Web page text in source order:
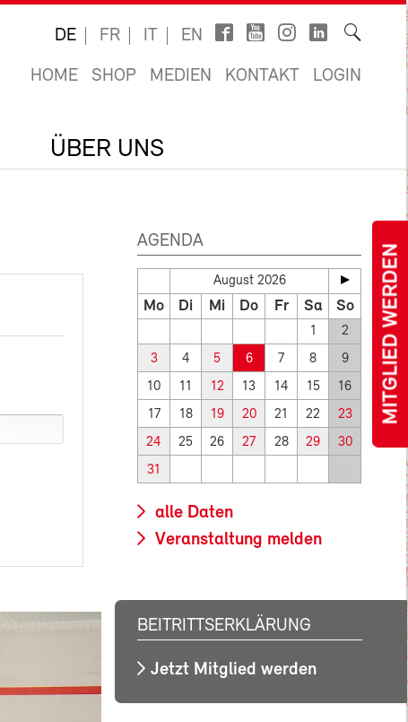
MITGLIED WERDEN
DE FR IT EN
HOME SHOP MEDIEN KONTAKT LOGIN
ÜBER UNS
AGENDA
August 2026
Mo Di Mi Do Fr Sa So
1 2
3 4 5 6 7 8 9
10 11 12 13 14 15 16
17 18 19 20 21 22 23
24 25 26 27 28 29 30
31
alle Daten
Veranstaltung melden
BEITRITTSERKLÄRUNG
Jetzt Mitglied werden